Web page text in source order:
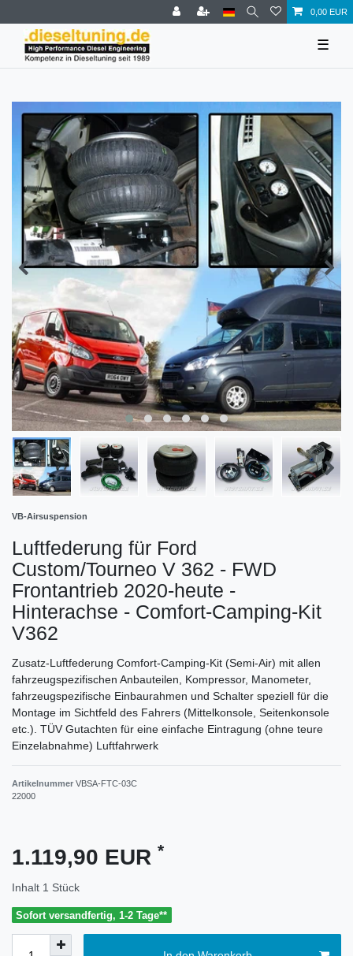
0,00 EUR
☰
VB-Airsuspension
Luftfederung für Ford
Custom/Tourneo V 362 - FWD
Frontantrieb 2020-heute -
Hinterachse - Comfort-Camping-Kit
V362
Zusatz-Luftfederung Comfort-Camping-Kit (Semi-Air) mit allen
fahrzeugspezifischen Anbauteilen, Kompressor, Manometer,
fahrzeugspezifische Einbaurahmen und Schalter speziell für die
Montage im Sichtfeld des Fahrers (Mittelkonsole, Seitenkonsole
etc.). TÜV Gutachten für eine einfache Eintragung (ohne teure
Einzelabnahme) Luftfahrwerk
Artikelnummer VBSA-FTC-03C
22000
1.119,90 EUR *
Inhalt 1 Stück
Sofort versandfertig, 1-2 Tage**